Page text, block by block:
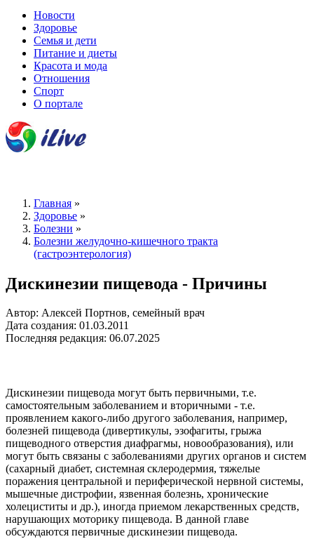
Новости
Здоровье
Семья и дети
Питание и диеты
Красота и мода
Отношения
Спорт
О портале
Главная »
Здоровье »
Болезни »
Болезни желудочно-кишечного тракта
(гастроэнтерология)
Дискинезии пищевода - Причины
Автор: Алексей Портнов, семейный врач
Дата создания: 01.03.2011
Последняя редакция: 06.07.2025
Дискинезии пищевода могут быть первичными, т.е.
самостоятельным заболеванием и вторичными - т.е.
проявлением какого-либо другого заболевания, например,
болезней пищевода (дивертикулы, эзофагиты, грыжа
пищеводного отверстия диафрагмы, новообразования), или
могут быть связаны с заболеваниями других органов и систем
(сахарный диабет, системная склеродермия, тяжелые
поражения центральной и периферической нервной системы,
мышечные дистрофии, язвенная болезнь, хронические
холециститы и др.), иногда приемом лекарственных средств,
нарушающих моторику пищевода. В данной главе
обсуждаются первичные дискинезии пищевода.